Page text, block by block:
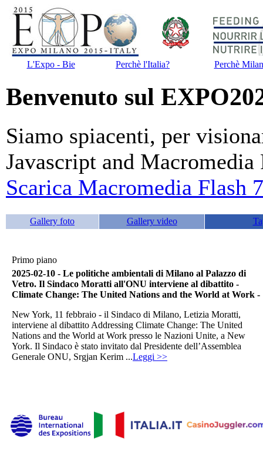
L'Expo - Bie Perchè l'Italia? Perchè
Benvenuto sul
Siamo spiacenti, per
Javascript and Macromedia
Scarica Macromedia Flash
Gallery foto Gallery video
Primo piano
2025-02-10 - Le politiche ambientali di Milano al Palazzo di
Vetro. Il Sindaco Moratti all'ONU interviene al dibattito -
Climate Change: The United Nations and the World at Work -
New York, 11 febbraio - il Sindaco di Milano, Letizia Moratti,
interviene al dibattito Addressing Climate Change: The United
Nations and the World at Work presso le Nazioni Unite, a New
York. Il Sindaco è stato invitato dal Presidente dell’Assemblea
Generale ONU, Srgjan Kerim ...Leggi >>